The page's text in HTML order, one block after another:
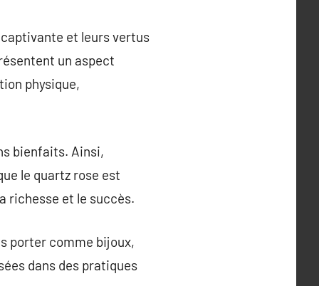
et leurs vertus
un aspect
physique,
bienfaits. Ainsi,
le quartz rose est
richesse et le succès.
porter comme bijoux,
dans des pratiques